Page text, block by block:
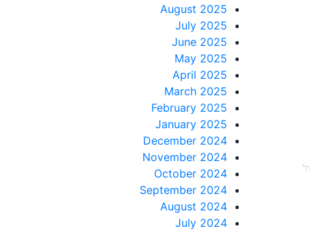
August 2025
July 2025
June 2025
May 2025
April 2025
March 2025
February 2025
January 2025
December 2024
November 2024
October 2024
September 2024
August 2024
July 2024